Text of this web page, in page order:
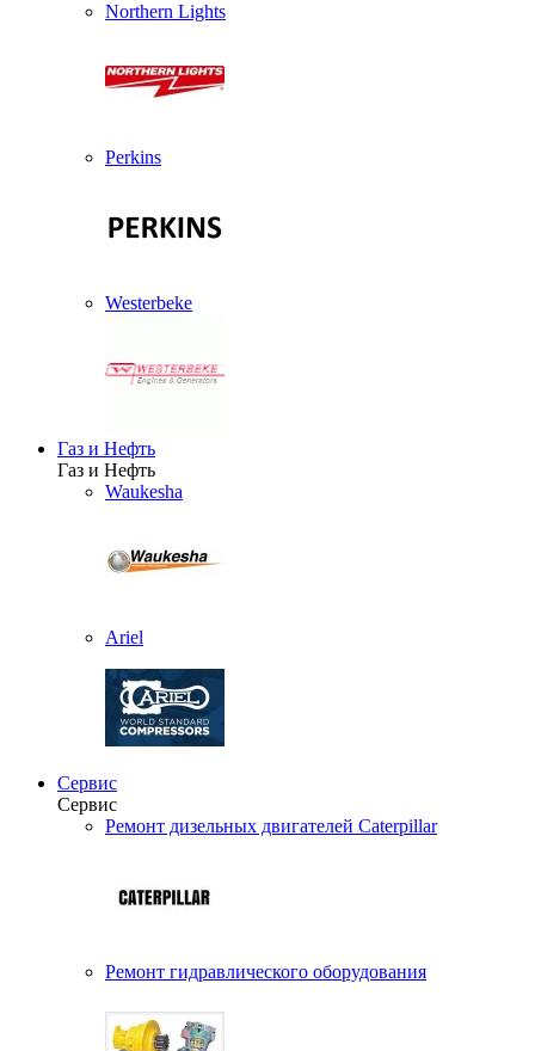
Northern Lights
Perkins
Westerbeke
Газ и Нефть
Газ и Нефть
Waukesha
Ariel
Сервис
Сервис
Ремонт дизельных двигателей Caterpillar
Ремонт гидравлического оборудования